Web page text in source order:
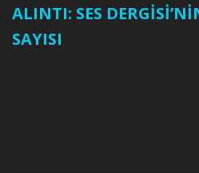
ALINTI: SES
SAYISI